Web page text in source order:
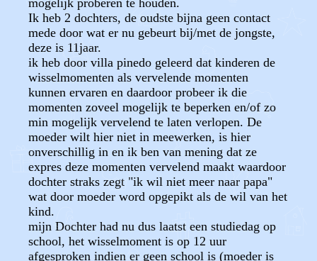
mogelijk proberen te houden.
Ik heb 2 dochters, de oudste bijna geen contact
mede door wat er nu gebeurt bij/met de jongste,
deze is 11jaar.
ik heb door villa pinedo geleerd dat kinderen de
wisselmomenten als vervelende momenten
kunnen ervaren en daardoor probeer ik die
momenten zoveel mogelijk te beperken en/of zo
min mogelijk vervelend te laten verlopen. De
moeder wilt hier niet in meewerken, is hier
onverschillig in en ik ben van mening dat ze
expres deze momenten vervelend maakt waardoor
dochter straks zegt "ik wil niet meer naar papa"
wat door moeder word opgepikt als de wil van het
kind.
mijn Dochter had nu dus laatst een studiedag op
school, het wisselmoment is op 12 uur
afgesproken indien er geen school is (moeder is